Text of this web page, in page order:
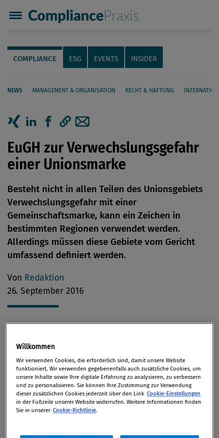
Compliance Praxis
Servicenavigation
Navigation
COMPLIANCE ESG EVENTS INSIDER
NEWS MANAGEMENT & ORGANISATION RECHT & HAFTUNG
Seiteninhalt
EuGH zur Verwechslungsgefahr
einer Unionsmarke
Besteht nicht in allen Teilen des Unionsgebiets
Verwechslungsgefahr mit einer
Gemeinschaftsmarke, kann ein Zeichen in
bestimmten Regionen verwendet werden.
Allerdings müssen diese Gebiete vom Gericht
umfassend definiert werden.
Von Redaktion
26. September 2016
Ausgangslage
Nach Ansicht des Oberlandesgerichts Düsseldorf
besteht im vorliegenden Fall eine
Verwechslungsgefahr in den deutschsprachigen
Mitgliedstaaten, nicht aber in den
Willkommen
Wir verwenden Cookies, die erforderlich sind, damit unsere Website
funktioniert. Wir verwenden gegebenenfalls auch zusätzliche Cookies, um
unsere Inhalte sowie Ihre digitale Erfahrung zu analysieren, zu verbessern
und zu personalisieren. Sie können Ihre Zustimmung zur Verwendung
dieser zusätzlichen Cookies jederzeit über den Link Cookie-Einstellungen
in der Fußzeile unserer Website widerrufen. Weitere Informationen finden
Sie in unserer Cookie-Richtlinie.